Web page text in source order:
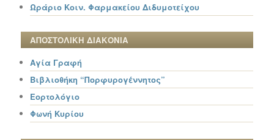
Ωράριο Κοιν. Φαρμακείου Διδυμοτείχου
ΑΠΟΣΤΟΛΙΚΗ ΔΙΑΚΟΝΙΑ
Αγία Γραφή
Βιβλιοθήκη “Πορφυρογέννητος”
Εορτολόγιο
Φωνή Κυρίου